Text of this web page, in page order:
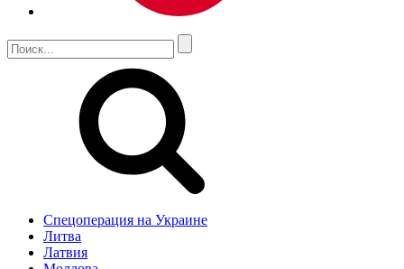
Спецоперация на Украине
Литва
Латвия